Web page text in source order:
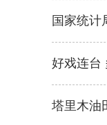
国家统计
好戏连台
塔里木油